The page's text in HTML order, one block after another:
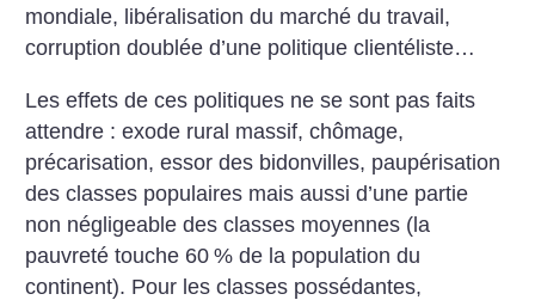
mondiale, libéralisation du marché du travail,
corruption doublée d’une politique clientéliste…
Les effets de ces politiques ne se sont pas faits
attendre : exode rural massif, chômage,
précarisation, essor des bidonvilles, paupérisation
des classes populaires mais aussi d’une partie
non négligeable des classes moyennes (la
pauvreté touche 60 % de la population du
continent). Pour les classes possédantes,